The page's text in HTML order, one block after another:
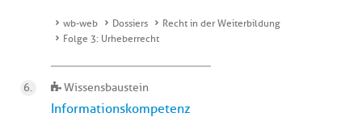
wb-web Dossiers
Recht in der Weiterbildung
Folge 3: Urheberrecht
Wissensbaustein
Informationskompetenz